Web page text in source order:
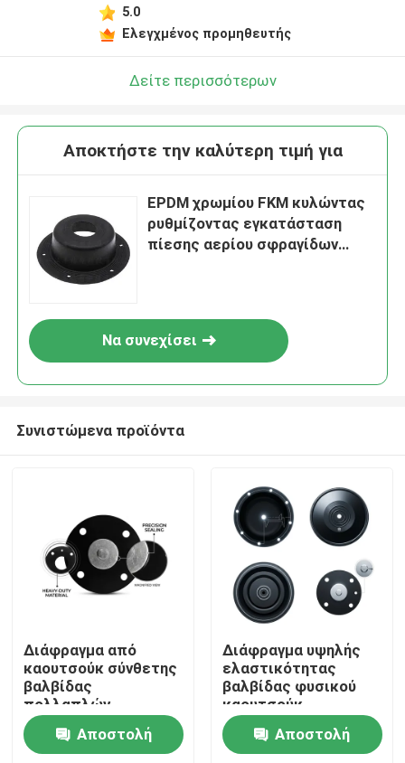
Σπίτι
Προϊόντα
Σχετικά με εμάς
5.0
Ελεγχμένος προμηθευτής
Δείτε περισσότερων
Αποκτήστε την καλύτερη τιμή για
EPDM χρωμίου FKM κυλώντας
ρυθμίζοντας εγκατάσταση
πίεσης αερίου σφραγίδων
Να συνεχίσει
Συνιστώμενα προϊόντα
Διάφραγμα από
καουτσούκ σύνθετης
βαλβίδας
πολλαπλών
στρώσεων EPDM
PTFE
Πολυστρωματικό
Αποστολή
Διάφραγμα υψηλής
ελαστικότητας
βαλβίδας φυσικού
καουτσούκ
σκληρυμένο με θείο
55 Shore A Pneumatic
Actuator OEM
Αποστολή